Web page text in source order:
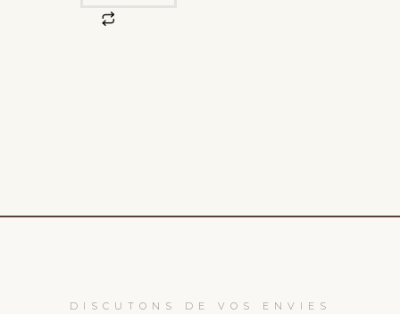
DISCUTONS DE VOS ENVIES